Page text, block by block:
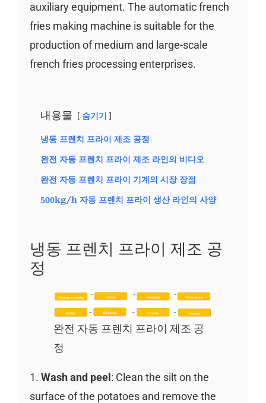
auxiliary equipment. The automatic french
fries making machine is suitable for the
production of medium and large-scale
french fries processing enterprises.
내용물 숨기기
냉동 프렌치 프라이 제조 공정
완전 자동 프렌치 프라이 제조 라인의 비디오
완전 자동 프렌치 프라이 기계의 시장 장점
500kg/h 자동 프렌치 프라이 생산 라인의 사양
냉동 프렌치 프라이 제조 공
정
완전 자동 프렌치 프라이 제조 공
정
1. Wash and peel: Clean the silt on the
surface of the potatoes and remove the